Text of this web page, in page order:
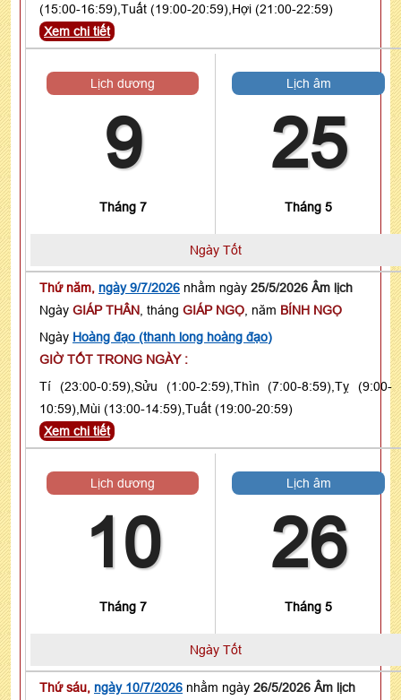
(15:00-16:59),Tuất (19:00-20:59),Hợi (21:00-22:59)
Xem chi tiết
Lịch dương
9
Tháng 7
Lịch âm
25
Tháng 5
Ngày Tốt
Thứ năm, ngày 9/7/2026 nhằm ngày 25/5/2026 Âm lịch
Ngày GIÁP THÂN , tháng GIÁP NGỌ , năm BÍNH NGỌ
Ngày Hoàng đạo (thanh long hoàng đạo)
GIỜ TỐT TRONG NGÀY :
Tí (23:00-0:59),Sửu (1:00-2:59),Thìn (7:00-8:59),Tỵ (9:00-
10:59),Mùi (13:00-14:59),Tuất (19:00-20:59)
Xem chi tiết
Lịch dương
10
Tháng 7
Lịch âm
26
Tháng 5
Ngày Tốt
Thứ sáu, ngày 10/7/2026 nhằm ngày 26/5/2026 Âm lịch